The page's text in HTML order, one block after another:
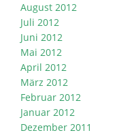
August 2012
Juli 2012
Juni 2012
Mai 2012
April 2012
März 2012
Februar 2012
Januar 2012
Dezember 2011